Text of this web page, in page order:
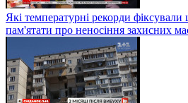
Які температурні рекорди
пам'ятати про неносіння захисних